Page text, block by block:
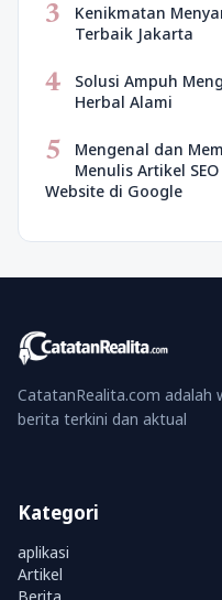
3
Kenikmatan
Terbaik Jakarta
4
Solusi Ampuh
Herbal Alami
5
Mengenal dan
Menulis Artikel
Website di Google
CatatanRealita.com adalah
berita terkini dan aktual
Kategori
aplikasi
Artikel